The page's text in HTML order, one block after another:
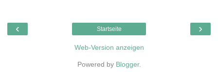
‹ ›
Startseite
Web-Version anzeigen
Powered by Blogger.